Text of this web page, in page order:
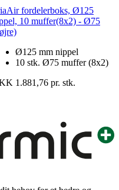
fordelerboks, Ø125
10 muffer(8x2) - Ø75
Ø125 mm nippel
10 stk. Ø75 muffer (8x2)
1.881,76 pr. stk.